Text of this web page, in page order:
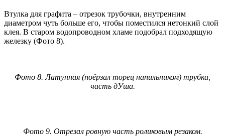
Втулка для графита – отрезок трубочки, внутренним
диаметром чуть больше его, чтобы поместился нетонкий слой
клея. В старом водопроводном хламе подобрал подходящую
железку (Фото 8).
Фото 8. Латунная (поёрзал торец напильником) трубка,
часть дУша.
Фото 9. Отрезал ровную часть роликовым резаком.